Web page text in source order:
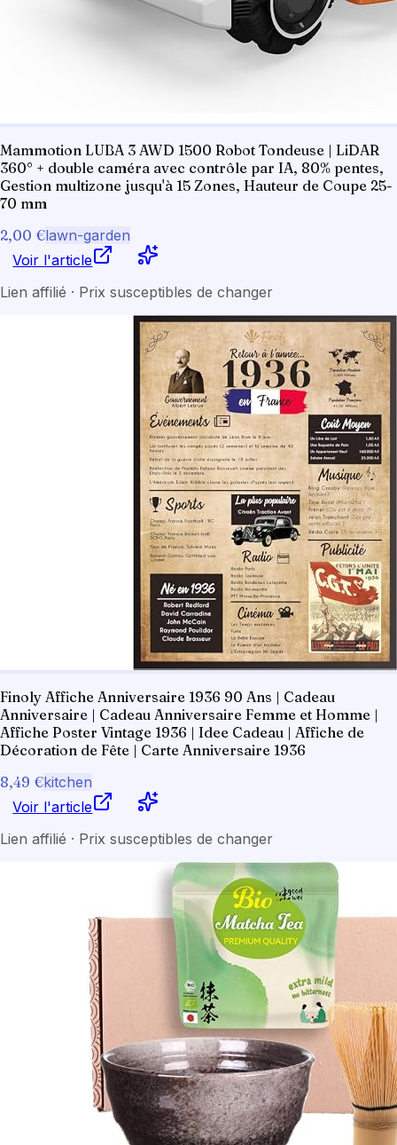
Mammotion LUBA 3 AWD 1500 Robot Tondeuse | LiDAR
360° + double caméra avec contrôle par IA, 80% pentes,
Gestion multizone jusqu'à 15 Zones, Hauteur de Coupe 25-
70 mm
2,00 €lawn-garden
Voir l'article
Lien affilié · Prix susceptibles de changer
Finoly Affiche Anniversaire 1936 90 Ans | Cadeau
Anniversaire | Cadeau Anniversaire Femme et Homme |
Affiche Poster Vintage 1936 | Idee Cadeau | Affiche de
Décoration de Fête | Carte Anniversaire 1936
8,49 €kitchen
Voir l'article
Lien affilié · Prix susceptibles de changer